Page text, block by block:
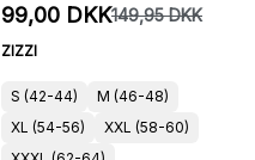
99,00 DKK149,95 DKK
ZIZZI
S (42-44)
M (46-48)
XL (54-56)
XXL (58-60)